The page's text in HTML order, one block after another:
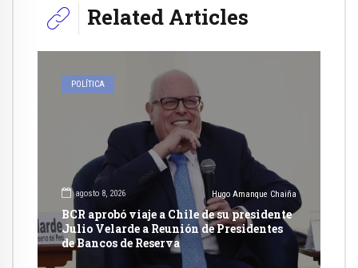
Related Articles
POLÍTICA
agosto 8, 2026 Hugo Amanque Chaiña
BCR aprobó viaje a Chile de su presidente
Julio Velarde a Reunión de Presidentes
de Bancos de Reserva